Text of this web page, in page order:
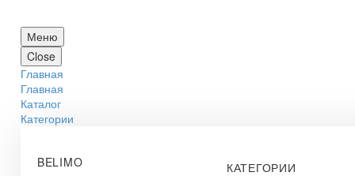
Меню
Close
Главная
Главная
Каталог
Категории
BELIMO
КАТЕГОРИИ